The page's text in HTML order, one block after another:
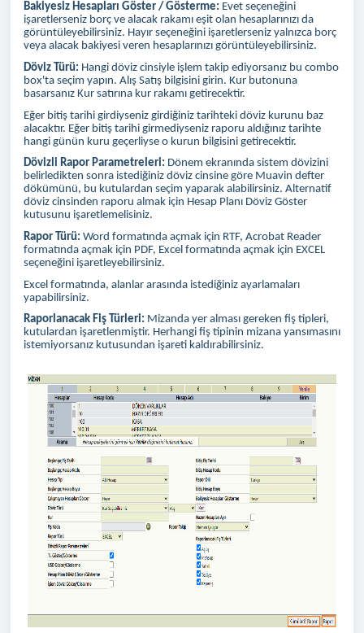
Bakiyesiz Hesapları Göster / Gösterme: Evet seçeneğini
işaretlerseniz borç ve alacak rakamı eşit olan hesaplarınızı da
görüntüleyebilirsiniz. Hayır seçeneğini işaretlerseniz yalnızca borç
veya alacak bakiyesi veren hesaplarınızı görüntüleyebilirsiniz.
Döviz Türü: Hangi döviz cinsiyle işlem takip ediyorsanız bu combo
box'ta seçim yapın. Alış Satış bilgisini girin. Kur butonuna
basarsanız Kur satırına kur rakamı getirecektir.
Eğer bitiş tarihi girdiyseniz girdiğiniz tarihteki döviz kurunu baz
alacaktır. Eğer bitiş tarihi girmediyseniz raporu aldığınız tarihte
hangi günün kuru geçerliyse o kurun bilgisini getirecektir.
Dövizli Rapor Parametreleri: Dönem ekranında sistem dövizini
belirledikten sonra istediğiniz döviz cinsine göre Muavin defter
dökümünü, bu kutulardan seçim yaparak alabilirsiniz. Alternatif
döviz cinsinden raporu almak için Hesap Planı Döviz Göster
kutusunu işaretlemelisiniz.
Rapor Türü: Word formatında açmak için RTF, Acrobat Reader
formatında açmak için PDF, Excel formatında açmak için EXCEL
seçeneğini işaretleyebilirsiniz.
Excel formatında, alanlar arasında istediğiniz ayarlamaları
yapabilirsiniz.
Raporlanacak Fiş Türleri: Mizanda yer alması gereken fiş tipleri,
kutulardan işaretlenmiştir. Herhangi fiş tipinin mizana yansımasını
istemiyorsanız kutusundan işareti kaldırabilirsiniz.